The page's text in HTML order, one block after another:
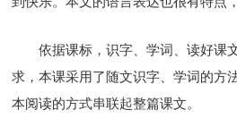
依据课标，识字、学词、读好课
求，本课采用了随文识字、学词的方
本阅读的方式串联起整篇课文。